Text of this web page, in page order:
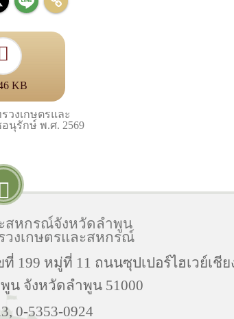
KB
วงเกษตรและ
นุรักษ์ พ.ศ. 2569
สหกรณ์จังหวัดลำพูน
วงเกษตรและสหกรณ์
หมู่ที่ 11 ถนนซุปเปอร์ไฮเวย์เชี
น จังหวัดลำพูน 51000
0-5353-0924